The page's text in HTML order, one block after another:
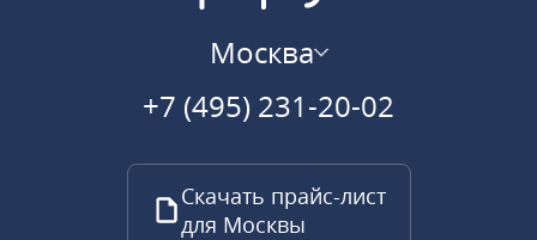
Москва
+7 (495) 231-20-02
Скачать прайс-лист
для Москвы